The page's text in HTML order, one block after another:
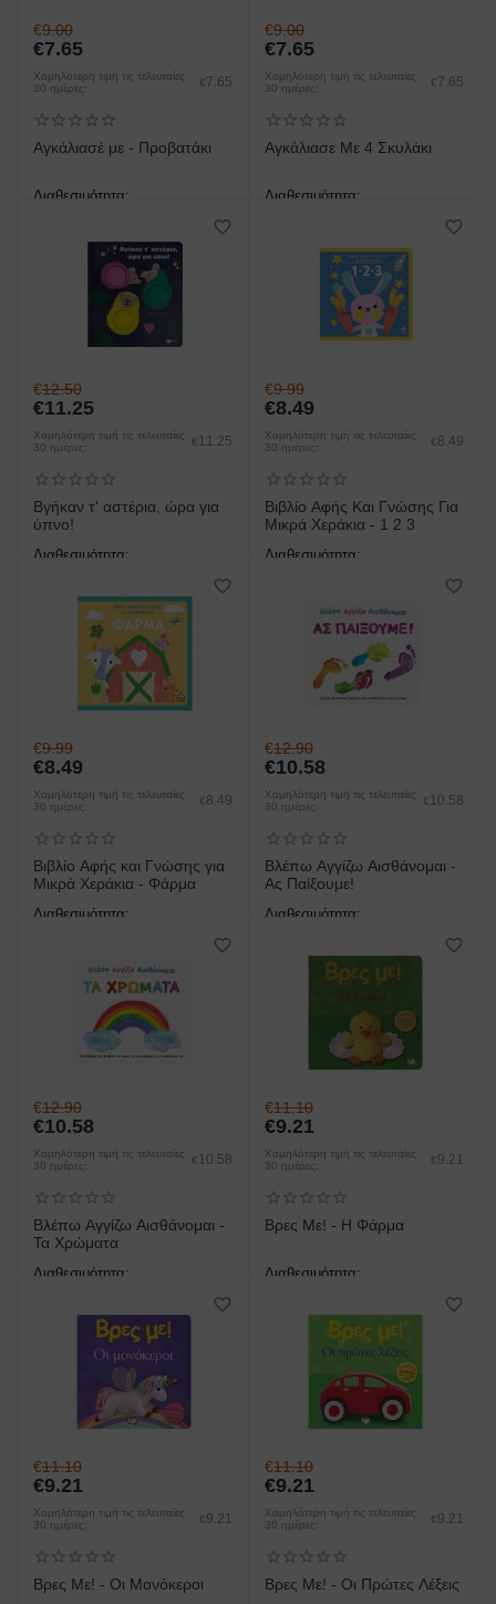
€9.00
€7.65
Χαμηλότερη τιμή τις τελευταίες
30 ημέρες:
€ 7.65
Αγκάλιασέ με - Προβατάκι
Διαθεσιμότητα:
€9.00
€7.65
Χαμηλότερη τιμή τις τελευταίες
30 ημέρες:
€ 7.65
Αγκάλιασε Με 4 Σκυλάκι
Διαθεσιμότητα:
€12.50
€11.25
Χαμηλότερη τιμή τις τελευταίες
30 ημέρες:
€ 11.25
Βγήκαν τ' αστέρια, ώρα για
ύπνο!
Διαθεσιμότητα:
€9.99
€8.49
Χαμηλότερη τιμή τις τελευταίες
30 ημέρες:
€ 8.49
Βιβλίο Αφής Και Γνώσης Για
Μικρά Χεράκια - 1 2 3
Διαθεσιμότητα:
€9.99
€8.49
Χαμηλότερη τιμή τις τελευταίες
30 ημέρες:
€ 8.49
Βιβλίο Αφής και Γνώσης για
Μικρά Χεράκια - Φάρμα
Διαθεσιμότητα:
€12.90
€10.58
Χαμηλότερη τιμή τις τελευταίες
30 ημέρες:
€ 10.58
Βλέπω Αγγίζω Αισθάνομαι -
Ας Παίξουμε!
Διαθεσιμότητα:
€12.90
€10.58
Χαμηλότερη τιμή τις τελευταίες
30 ημέρες:
€ 10.58
Βλέπω Αγγίζω Αισθάνομαι -
Τα Χρώματα
Διαθεσιμότητα:
€11.10
€9.21
Χαμηλότερη τιμή τις τελευταίες
30 ημέρες:
€ 9.21
Βρες Με! - Η Φάρμα
Διαθεσιμότητα:
€11.10
€9.21
Χαμηλότερη τιμή τις τελευταίες
30 ημέρες:
€ 9.21
Βρες Με! - Οι Μονόκεροι
€11.10
€9.21
Χαμηλότερη τιμή τις τελευταίες
30 ημέρες:
€ 9.21
Βρες Με! - Οι Πρώτες Λέξεις